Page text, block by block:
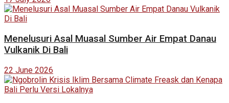
Menelusuri Asal Muasal Sumber Air Empat Danau
Vulkanik Di Bali
22 June 2026